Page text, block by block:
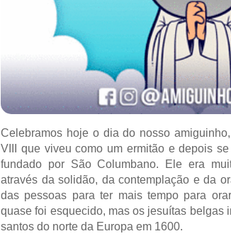
Celebramos hoje o dia do nosso
VIII que viveu como um ermitão e depois
fundado por São Columbano. Ele era
através da solidão, da contemplação e da
das pessoas para ter mais tempo para
quase foi esquecido, mas os jesuítas belgas
santos do norte da Europa em 1600.